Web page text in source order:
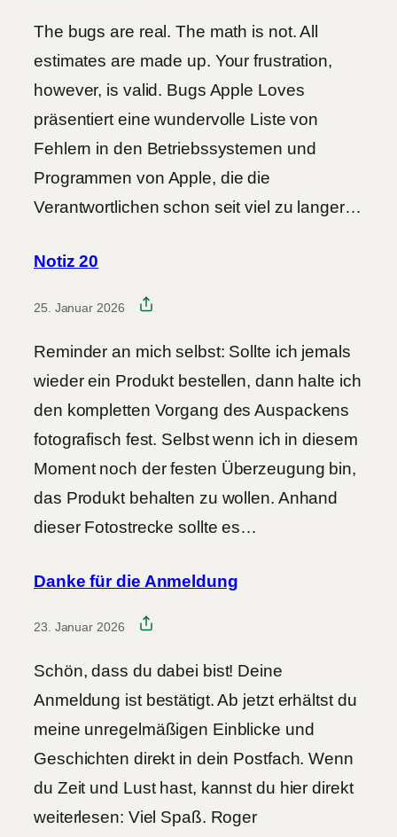
The bugs are real. The math is not. All
estimates are made up. Your frustration,
however, is valid. Bugs Apple Loves
präsentiert eine wundervolle Liste von
Fehlern in den Betriebssystemen und
Programmen von Apple, die die
Verantwortlichen schon seit viel zu langer…
Notiz 20
25. Januar 2026
Reminder an mich selbst: Sollte ich jemals
wieder ein Produkt bestellen, dann halte ich
den kompletten Vorgang des Auspackens
fotografisch fest. Selbst wenn ich in diesem
Moment noch der festen Überzeugung bin,
das Produkt behalten zu wollen. Anhand
dieser Fotostrecke sollte es…
Danke für die Anmeldung
23. Januar 2026
Schön, dass du dabei bist! Deine
Anmeldung ist bestätigt. Ab jetzt erhältst du
meine unregelmäßigen Einblicke und
Geschichten direkt in dein Postfach. Wenn
du Zeit und Lust hast, kannst du hier direkt
weiterlesen: Viel Spaß. Roger